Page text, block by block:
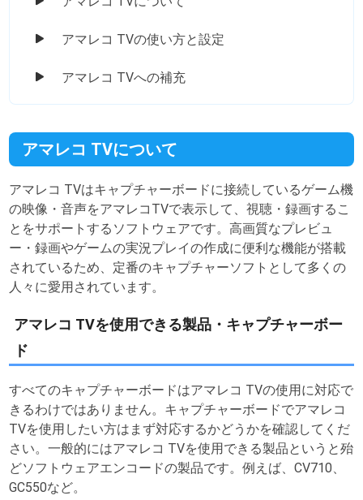
アマレコ TVの使い方と設定
アマレコ TVへの補充
アマレコ TVについて
アマレコ TVはキャプチャーボードに接続しているゲーム機
の映像・音声をアマレコTVで表示して、視聴・録画するこ
とをサポートするソフトウェアです。高画質なプレビュ
ー・録画やゲームの実況プレイの作成に便利な機能が搭載
されているため、定番のキャプチャーソフトとして多くの
人々に愛用されています。
アマレコ TVを使用できる製品・キャプチャーボー
ド
すべてのキャプチャーボードはアマレコ TVの使用に対応で
きるわけではありません。キャプチャーボードでアマレコ
TVを使用したい方はまず対応するかどうかを確認してくだ
さい。一般的にはアマレコ TVを使用できる製品というと殆
どソフトウェアエンコードの製品です。例えば、CV710、
GC550など。